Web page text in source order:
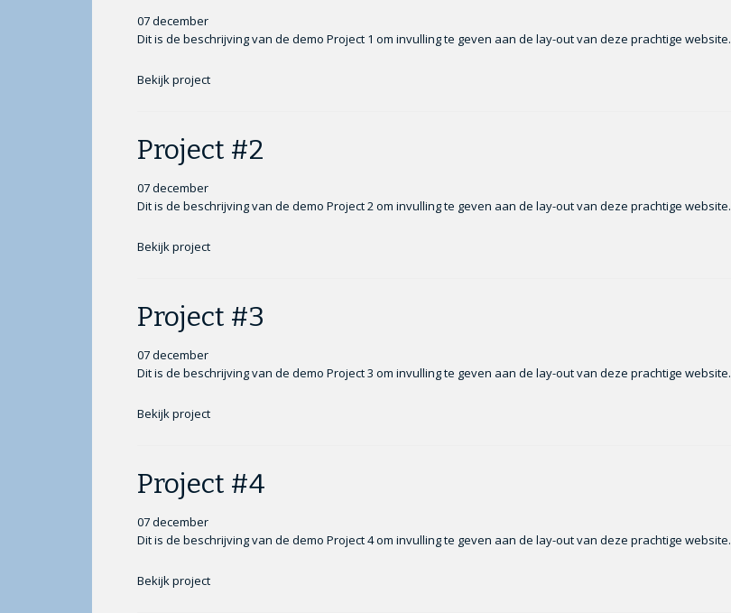
07 december
Dit is de beschrijving van de demo Project 1 om invulling te geven aan de lay-out van deze prachtige website.
Bekijk project
Project #2
07 december
Dit is de beschrijving van de demo Project 2 om invulling te geven aan de lay-out van deze prachtige website.
Bekijk project
Project #3
07 december
Dit is de beschrijving van de demo Project 3 om invulling te geven aan de lay-out van deze prachtige website.
Bekijk project
Project #4
07 december
Dit is de beschrijving van de demo Project 4 om invulling te geven aan de lay-out van deze prachtige website.
Bekijk project